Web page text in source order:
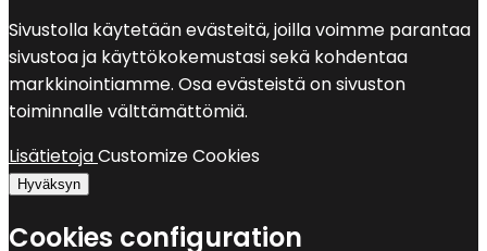
Sivustolla käytetään evästeitä, joilla voimme parantaa
sivustoa ja käyttökokemustasi sekä kohdentaa
markkinointiamme. Osa evästeistä on sivuston
toiminnalle välttämättömiä.
LisätietojaCustomize Cookies
Hyväksyn
Cookies configuration